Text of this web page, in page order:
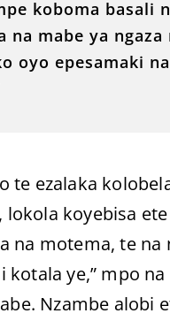
koboma basali
na mabe ya ngaza
oyo epesamaki
te ezalaka
koyebisa ete
na motema, te na
kotala ye,” mpo na
Nzambe alobi